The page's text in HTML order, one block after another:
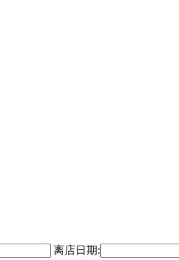
离店日期: